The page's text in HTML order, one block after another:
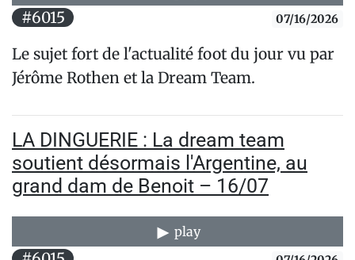
#6015 07/16/2026
Le sujet fort de l'actualité foot du jour vu par
Jérôme Rothen et la Dream Team.
LA DINGUERIE : La dream team
soutient désormais l'Argentine, au
grand dam de Benoit – 16/07
play